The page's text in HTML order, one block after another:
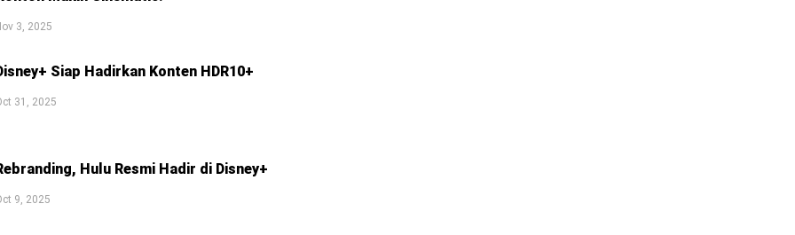
3, 2025
Siap Hadirkan Konten HDR10+
31, 2025
Hulu Resmi Hadir di Disney+
9, 2025